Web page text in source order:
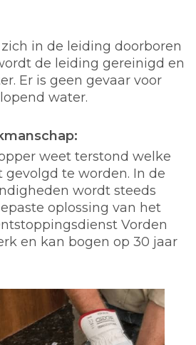
in de leiding doorboren
de leiding gereinigd en
Er is geen gevaar voor
water.
weet terstond welke
te worden. In de
wordt steeds
oplossing van het
Vorden
en kan bogen op 30 jaar